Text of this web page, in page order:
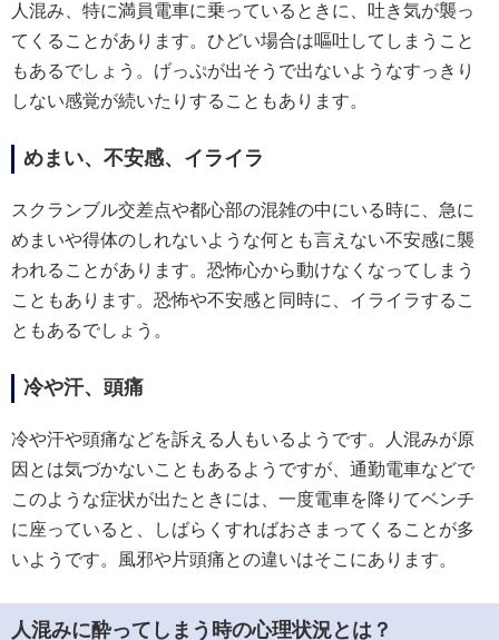
人混み、特に満員電車に乗っているときに、吐き気が襲っ
てくることがあります。ひどい場合は嘔吐してしまうこと
もあるでしょう。げっぷが出そうで出ないようなすっきり
しない感覚が続いたりすることもあります。
めまい、不安感、イライラ
スクランブル交差点や都心部の混雑の中にいる時に、急に
めまいや得体のしれないような何とも言えない不安感に襲
われることがあります。恐怖心から動けなくなってしまう
こともあります。恐怖や不安感と同時に、イライラするこ
ともあるでしょう。
冷や汗、頭痛
冷や汗や頭痛などを訴える人もいるようです。人混みが原
因とは気づかないこともあるようですが、通勤電車などで
このような症状が出たときには、一度電車を降りてベンチ
に座っていると、しばらくすればおさまってくることが多
いようです。風邪や片頭痛との違いはそこにあります。
人混みに酔ってしまう時の心理状況とは？